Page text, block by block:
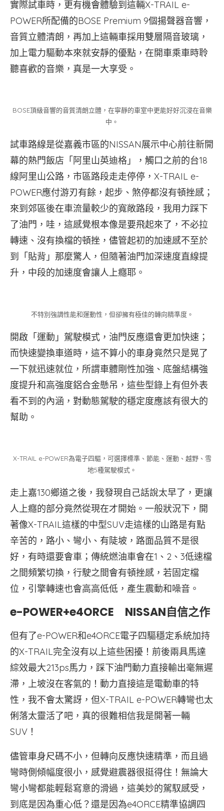
實際試車時，更有機會體驗到這輛X-TRAIL e-
POWER所配備的BOSE Premium 9個揚聲器音響，
音質立體清朗，再加上這輛車採用雙層隔音玻璃，
加上電力驅動本來就安靜的優點，在開車乘車時聆
聽喜歡的音樂，真是一大享受。
BOSE頂級音響的音質清朗立體，在寧靜的車室中更能好好沉浸在音樂
中。
試車路線是從嘉義市區的NISSAN展示中心前往新開
幕的熱門飯店「阿里山英迪格」，觸口之前的台18
線阿里山公路，市區路段走走停停，X-TRAIL e-
POWER應付游刃有餘，起步、煞停都沒有頓挫感；
來到郊區後在車流量較少的寬敞路段，我用力踩下
了油門，哇，這感覺根本像是要飛起來了，不必拉
轉速、沒有換檔的頓挫，儘管起初的加速感不至於
到「貼背」那麼驚人，但隨著油門加深速度直線提
升，中段的加速度會讓人上癮耶。
不特別強調性能和運動性，但卻擁有極佳的轉向精準度。
開啟「運動」駕駛模式，油門反應還會更加快速；
而快速變換車道時，這不算小的車身竟然只是晃了
一下就迅速就位，所謂車體剛性加強、底盤結構強
度提升和高強度鋁合金懸吊，這些型錄上有但外表
看不到的內涵，對動態駕駛的穩定度應該有很大的
幫助。
X-TRAIL e-POWER為電子四驅，可選擇標準、節能、運動、越野、雪
地5種駕駛模式。
走上嘉130鄉道之後，我發現自己話說太早了，更讓
人上癮的部分竟然從現在才開始。一般狀況下，開
著像X-TRAIL這樣的中型SUV走這樣的山路是有點
辛苦的，路小、彎小、有陡坡，路面品質不是很
好，有時還要會車；傳統燃油車會在1、2、3低速檔
之間頻繁切換，行駛之間會有頓挫感，若固定檔
位，引擎轉速也會高高低低，產生震動和噪音。
e-POWER+e4ORCE NISSAN自信之作
但有了e-POWER和e4ORCE電子四驅穩定系統加持
的X-TRAIL完全沒有以上這些困擾！前後兩具馬達
綜效最大213ps馬力，踩下油門動力直接輸出毫無遲
滯，上坡沒在客氣的！動力直接這是電動車的特
性，我不會太驚訝，但X-TRAIL e-POWER轉彎也太
俐落太靈活了吧，真的很難相信我是開著一輛
SUV！
儘管車身尺碼不小，但轉向反應快速精準，而且過
彎時側傾幅度很小，感覺避震器很挺得住！無論大
彎小彎都能輕鬆寫意的滑過，這美妙的駕馭感受，
到底是因為重心低？還是因為e4ORCE精準協調四